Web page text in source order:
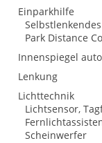
Einparkhilfe
Park Distance
Innenspiegel
Lenkung
Lichttechnik
Lichtsensor,
Scheinwerfer